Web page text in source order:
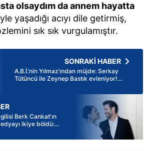
olsaydım da annem hayatta
yaşadığı acıyı dile getirmiş,
sık sık vurgulamıştır.
SONRAKİ HABER
A.B.İ.’nin Yılmaz’ından müjde: Serkay
Tütüncü ile Zeynep Bastık evleniyor!
Berk Cankat'ın
ikiye böldü: